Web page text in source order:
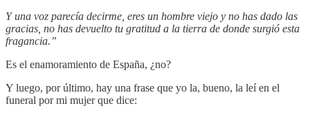
Y una voz parecía decirme, eres un hombre viejo y no has dado las
gracias, no has devuelto tu gratitud a la tierra de donde surgió esta
fragancia.”
Es el enamoramiento de España, ¿no?
Y luego, por último, hay una frase que yo la, bueno, la leí en el
funeral por mi mujer que dice: